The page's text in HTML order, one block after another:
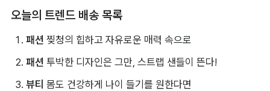
오늘의 트렌드 배송 목록
패션 찢청의 힙하고 자유로운 매력 속으로
패션 투박한 디자인은 그만, 스트랩 샌들이 뜬다!
뷰티 몸도 건강하게 나이 들기를 원한다면